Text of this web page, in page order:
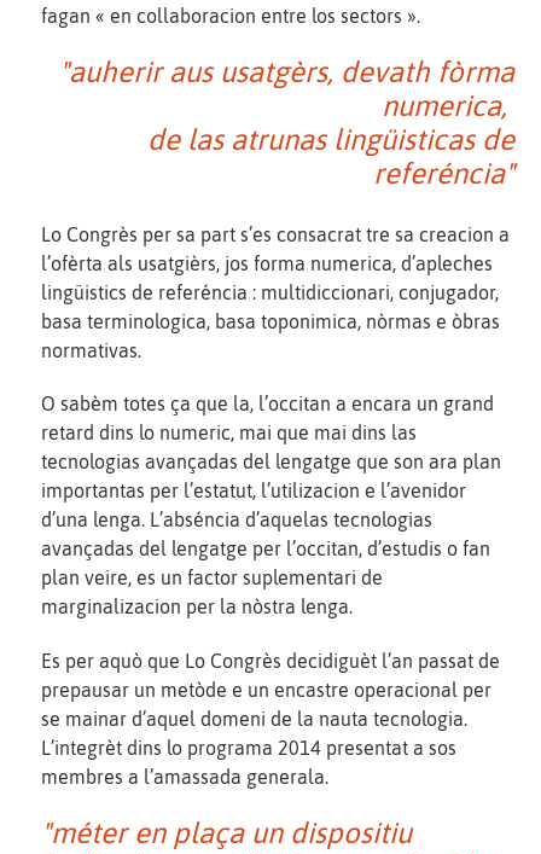
fagan « en collaboracion entre los sectors ».
"auherir aus usatgèrs, devath fòrma
numerica,
de las atrunas lingüisticas de
referéncia"
Lo Congrès per sa part s’es consacrat tre sa creacion a
l’ofèrta als usatgièrs, jos forma numerica, d’apleches
lingüistics de referéncia : multidiccionari, conjugador,
basa terminologica, basa toponimica, nòrmas e òbras
normativas.
O sabèm totes ça que la, l’occitan a encara un grand
retard dins lo numeric, mai que mai dins las
tecnologias avançadas del lengatge que son ara plan
importantas per l’estatut, l’utilizacion e l’avenidor
d’una lenga. L’abséncia d’aquelas tecnologias
avançadas del lengatge per l’occitan, d’estudis o fan
plan veire, es un factor suplementari de
marginalizacion per la nòstra lenga.
Es per aquò que Lo Congrès decidiguèt l’an passat de
prepausar un metòde e un encastre operacional per
se mainar d’aquel domeni de la nauta tecnologia.
L’integrèt dins lo programa 2014 presentat a sos
membres a l’amassada generala.
"méter en plaça un dispositiu